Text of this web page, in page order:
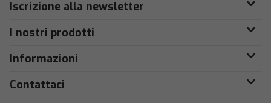
Iscrizione alla newsletter
I nostri prodotti
Informazioni
Contattaci